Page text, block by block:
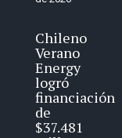
Chileno
Verano
Energy
logró
financiación
de
$37.481